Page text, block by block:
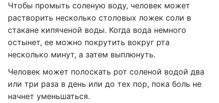
Чтобы промыть соленую воду, человек может
растворить несколько столовых ложек соли в
стакане кипяченой воды. Когда вода немного
остынет, ее можно покрутить вокруг рта
несколько минут, а затем выплюнуть.
Человек может полоскать рот соленой водой два
или три раза в день или до тех пор, пока боль не
начнет уменьшаться.